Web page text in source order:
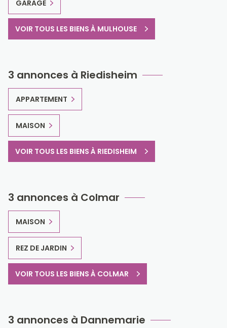
GARAGE
VOIR TOUS LES BIENS À MULHOUSE
3 annonces à Riedisheim
APPARTEMENT
MAISON
VOIR TOUS LES BIENS À RIEDISHEIM
3 annonces à Colmar
MAISON
REZ DE JARDIN
VOIR TOUS LES BIENS À COLMAR
3 annonces à Dannemarie